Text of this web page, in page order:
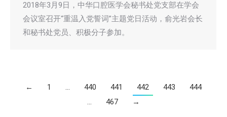
2018年3月9日，中华口腔医学会秘书处党支部在学会
会议室召开“重温入党誓词”主题党日活动，俞光岩会长
和秘书处党员、积极分子参加。
← 1 … 440 441 442 443
444
…
467 →